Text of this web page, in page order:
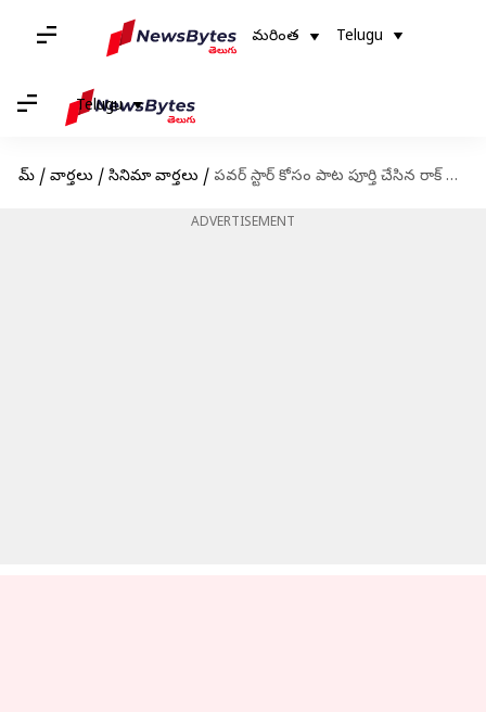
మరింత Telugu
Telugu
హోమ్ / వార్తలు / సినిమా వార్తలు / పవర్ స్టార్ కోసం పాట పూర్తి చేసిన రాక్ స్టార్?
ADVERTISEMENT